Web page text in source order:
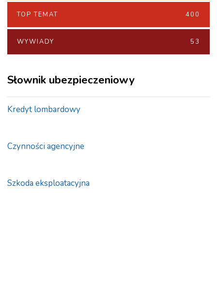
TOP TEMAT 400
WYWIADY 53
Słownik ubezpieczeniowy
Kredyt lombardowy
Czynności agencyjne
Szkoda eksploatacyjna